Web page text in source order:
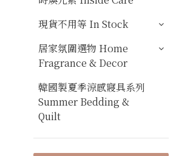
現貨不用等 In Stock
居家氛圍選物 Home
Fragrance & Decor
韓國製夏季涼感寢具系列
Summer Bedding &
Quilt